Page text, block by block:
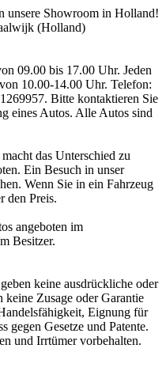
unsere Showroom in Holland!
(Holland)
09.00 bis 17.00 Uhr. Jeden
10.00-14.00 Uhr. Telefon:
Bitte kontaktieren Sie
eines Autos. Alle Autos sind
das Unterschied zu
Ein Besuch in unser
Wenn Sie in ein Fahrzeug
den Preis.
angeboten im
Besitzer.
keine ausdrückliche oder
keine Zusage oder Garantie
Eignung für
gegen Gesetze und Patente.
und Irrtümer vorbehalten.